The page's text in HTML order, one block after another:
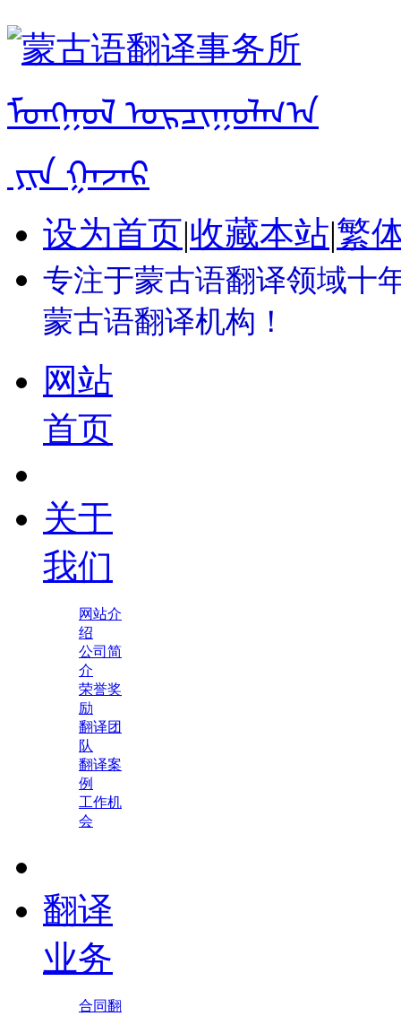
设为首页|收藏本站|繁
专注于蒙古语翻译领域十
蒙古语翻译机构！
网站
首页
关于
我们
网站介
绍
公司简
介
荣誉奖
励
翻译团
队
翻译案
例
工作机
会
翻译
业务
合同翻